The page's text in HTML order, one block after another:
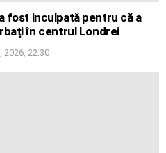
fost inculpată pentru că a
în centrul Londrei
2026, 22:30